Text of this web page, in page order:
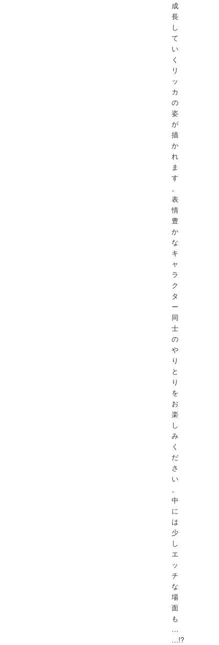
成
長
し
て
い
く
リ
ッ
カ
の
姿
が
描
か
れ
ま
す
。
表
情
豊
か
な
キ
ャ
ラ
ク
タ
ー
同
士
の
や
り
と
り
を
お
楽
し
み
く
だ
さ
い
。
中
に
は
少
し
エ
ッ
チ
な
場
面
も
…
…!?